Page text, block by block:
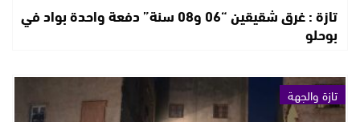
تازة : غرق شقيقين “06 و08 سنة” دفعة واحدة بواد في
بوحلو
تازة والجهة